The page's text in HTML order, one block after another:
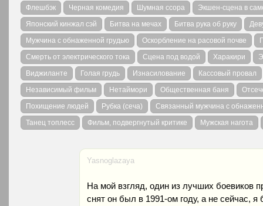
Флешбэк
Черная комедия Шумная ссора
Экшен-сцена в
Японский кинжал сэй
Битва на мечах Битва рука об руку
Мужчина с обнаженной грудью
Оскорбление на расовой почве
Смерть от электрического тока
Сцена под водой Харакири
Виджиланте
Голая грудь Изнасилование
Кассовый провал
Независимый фильм
Нетаймори Общественная баня
Похищение людей
Рубка (сеча)
Связанный мужчина с
Танец топлесс
Фильм, подвергнутый критике Мужская нагота
Yasnoglazaya
На мой взгляд, один из лучших боевиков
снят он был в 1991-ом году, а не сейчас,